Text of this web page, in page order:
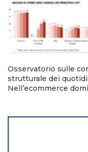
Osservatorio sulle
strutturale dei
Nell’ecommerce